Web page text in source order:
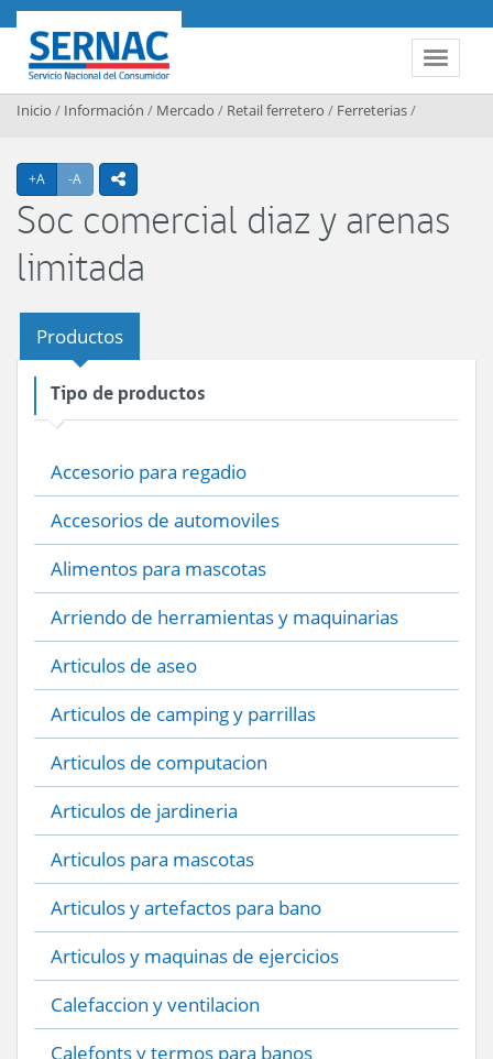
Contenido principal
Toggle
SERNAC
Inicio / Información / Mercado / Retail ferretero / Ferreterias/
+A Agrandar texto
-A Achicar textoicono compartir
Soc comercial diaz y arenas
limitada
Productos
Tipo de productos
Accesorio para regadio
Accesorios de automoviles
Alimentos para mascotas
Arriendo de herramientas y maquinarias
Articulos de aseo
Articulos de camping y parrillas
Articulos de computacion
Articulos de jardineria
Articulos para mascotas
Articulos y artefactos para bano
Articulos y maquinas de ejercicios
Calefaccion y ventilacion
Calefonts y termos para banos